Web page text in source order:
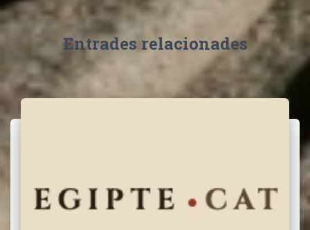
Entrades relacionades